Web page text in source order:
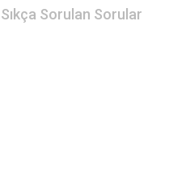
Sıkça Sorulan Sorular